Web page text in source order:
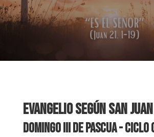
EVANGELIO SEGÚN SAN
Domingo III de Pascua - Ciclo